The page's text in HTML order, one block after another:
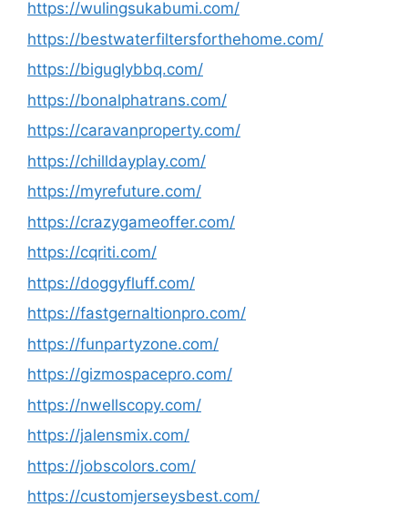
https://wulingsukabumi.com/
https://bestwaterfiltersforthehome.com/
https://biguglybbq.com/
https://bonalphatrans.com/
https://caravanproperty.com/
https://chilldayplay.com/
https://myrefuture.com/
https://crazygameoffer.com/
https://cqriti.com/
https://doggyfluff.com/
https://fastgernaltionpro.com/
https://funpartyzone.com/
https://gizmospacepro.com/
https://nwellscopy.com/
https://jalensmix.com/
https://jobscolors.com/
https://customjerseysbest.com/